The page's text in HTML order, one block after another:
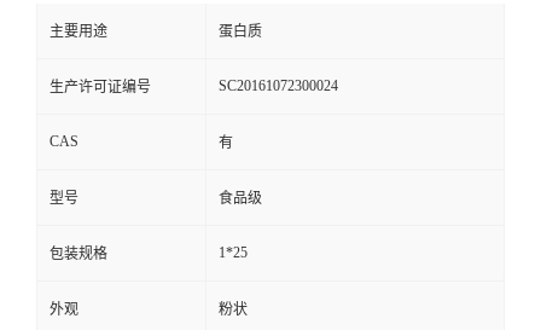
主要用途 蛋白质
生产许可证编号 SC20161072300024
CAS 有
型号 食品级
包装规格 1*25
外观 粉状